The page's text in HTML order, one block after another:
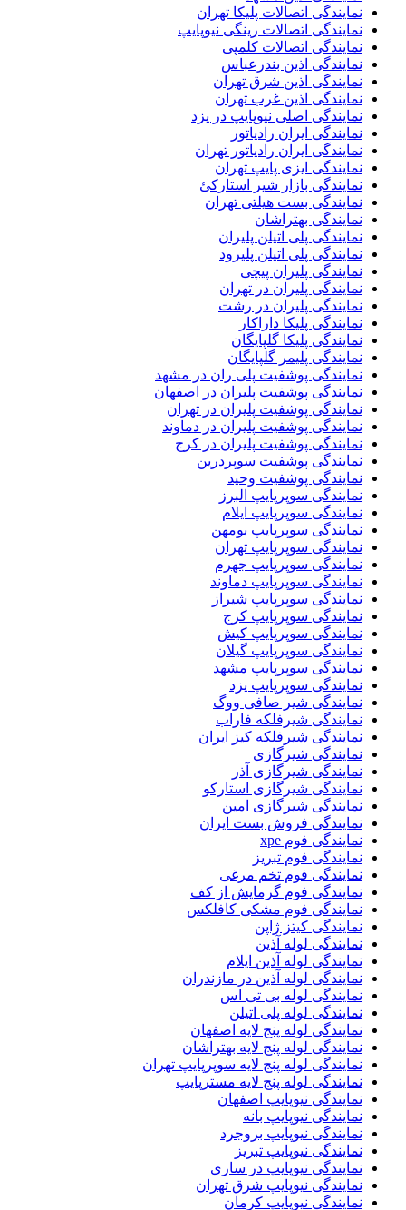
نمایندگی اتصالات پلیکا تهران
نمایندگی اتصالات رینگی نیوپایپ
نمایندگی اتصالات کلمپی
نمایندگی اذین بندرعباس
نمایندگی اذین شرق تهران
نمایندگی اذین غرب تهران
نمایندگی اصلی نیوپایپ در یزد
نمایندگی ایران رادیاتور
نمایندگی ایران رادیاتور تهران
نمایندگی ایزی پایپ تهران
نمایندگی بازار شیر استارکئ
نمایندگی بست هیلتی تهران
نمایندگی بهتراشان
نمایندگی پلی اتیلن پلیران
نمایندگی پلی اتیلن پلیرود
نمایندگی پلیران پیچی
نمایندگی پلیران در تهران
نمایندگی پلیران در رشت
نمایندگی پلیکا داراکار
نمایندگی پلیکا گلپایگان
نمایندگی پلیمر گلپایگان
نمایندگی پوشفیت پلی ران در مشهد
نمایندگی پوشفیت پلیران در اصفهان
نمایندگی پوشفیت پلیران در تهران
نمایندگی پوشفیت پلیران در دماوند
نمایندگی پوشفیت پلیران در کرج
نمایندگی پوشفیت سوپردرین
نمایندگی پوشفیت وحید
نمایندگی سوپرپایپ البرز
نمایندگی سوپرپایپ ایلام
نمایندگی سوپرپایپ بومهن
نمایندگی سوپرپایپ تهران
نمایندگی سوپرپایپ جهرم
نمایندگی سوپرپایپ دماوند
نمایندگی سوپرپایپ شیراز
نمایندگی سوپرپایپ کرج
نمایندگی سوپرپایپ کیش
نمایندگی سوپرپایپ گیلان
نمایندگی سوپرپایپ مشهد
نمایندگی سوپرپایپ یزد
نمایندگی شیر صافی ووگ
نمایندگی شیرفلکه فاراب
نمایندگی شیرفلکه کیز ایران
نمایندگی شیرگازی
نمایندگی شیرگازی آذر
نمایندگی شیرگازی استارکو
نمایندگی شیرگازی امین
نمایندگی فروش بست ایران
نمایندگی فوم xpe
نمایندگی فوم تبریز
نمایندگی فوم تخم مرغی
نمایندگی فوم گرمایش از کف
نمایندگی فوم مشکی کافلکس
نمایندگی کیتز ژاپن
نمایندگی لوله آذین
نمایندگی لوله آذین ایلام
نمایندگی لوله آذین در مازندران
نمایندگی لوله بی تی اس
نمایندگی لوله پلی اتیلن
نمایندگی لوله پنج لایه اصفهان
نمایندگی لوله پنج لایه بهتراشان
نمایندگی لوله پنج لایه سوپرپایپ تهران
نمایندگی لوله پنج لایه مسترپایپ
نمایندگی نیوپایپ اصفهان
نمایندگی نیوپایپ بانه
نمایندگی نیوپایپ بروجرد
نمایندگی نیوپایپ تبریز
نمایندگی نیوپایپ در ساری
نمایندگی نیوپایپ شرق تهران
نمایندگی نیوپایپ کرمان